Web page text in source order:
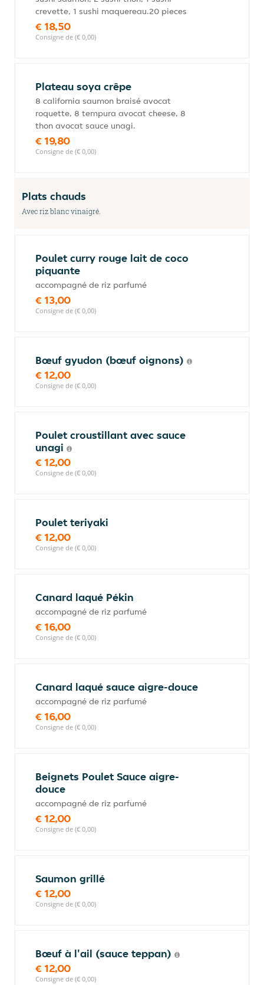
crevette, 1 sushi maquereau.20 pieces
€ 18,50
Consigne de (€ 0,00)
Plateau soya crêpe
8 california saumon braisé avocat
roquette, 8 tempura avocat cheese, 8
thon avocat sauce unagi.
€ 19,80
Consigne de (€ 0,00)
Plats chauds
Avec riz blanc vinaigré.
Poulet curry rouge lait de coco
piquante
accompagné de riz parfumé
€ 13,00
Consigne de (€ 0,00)
Bœuf gyudon (bœuf oignons)
€ 12,00
Consigne de (€ 0,00)
Poulet croustillant avec sauce
unagi
€ 12,00
Consigne de (€ 0,00)
Poulet teriyaki
€ 12,00
Consigne de (€ 0,00)
Canard laqué Pékin
accompagné de riz parfumé
€ 16,00
Consigne de (€ 0,00)
Canard laqué sauce aigre-douce
accompagné de riz parfumé
€ 16,00
Consigne de (€ 0,00)
Beignets Poulet Sauce aigre-
douce
accompagné de riz parfumé
€ 12,00
Consigne de (€ 0,00)
Saumon grillé
€ 12,00
Consigne de (€ 0,00)
Bœuf à l'ail (sauce teppan)
€ 12,00
Consigne de (€ 0,00)